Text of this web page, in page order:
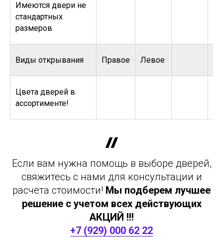
Имеются двери не
стандартных
размеров
Виды открывания Правое Левое
Цвета дверей в
ассортименте!
Если вам нужна помощь в выборе дверей,
свяжитесь с нами для консультации и
расчета стоимости! Мы подберем лучшее
решение с учетом всех действующих
АКЦИЙ !!!
+7 (929) 000 62 22